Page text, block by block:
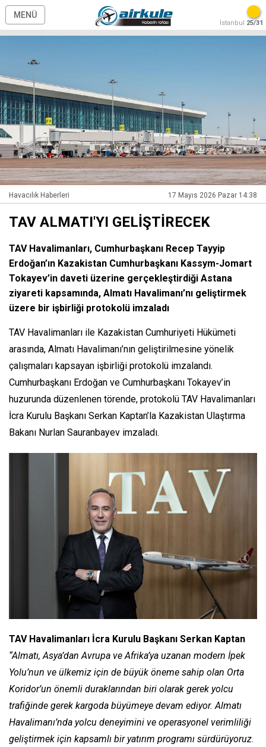
MENÜ
İstanbul 25/31
Havacılık Haberleri 17 Mayıs 2026 Pazar 14:38
TAV ALMATI'YI GELİŞTİRECEK
TAV Havalimanları, Cumhurbaşkanı Recep Tayyip
Erdoğan’ın Kazakistan Cumhurbaşkanı Kassym-Jomart
Tokayev’in daveti üzerine gerçekleştirdiği Astana
ziyareti kapsamında, Almatı Havalimanı’nı geliştirmek
üzere bir işbirliği protokolü imzaladı
TAV Havalimanları ile Kazakistan Cumhuriyeti Hükümeti
arasında, Almatı Havalimanı’nın geliştirilmesine yönelik
çalışmaları kapsayan işbirliği protokolü imzalandı.
Cumhurbaşkanı Erdoğan ve Cumhurbaşkanı Tokayev’in
huzurunda düzenlenen törende, protokolü TAV Havalimanları
İcra Kurulu Başkanı Serkan Kaptan’la Kazakistan Ulaştırma
Bakanı Nurlan Sauranbayev imzaladı.
TAV Havalimanları İcra Kurulu Başkanı Serkan Kaptan
“Almatı, Asya’dan Avrupa ve Afrika’ya uzanan modern İpek
Yolu’nun ve ülkemiz için de büyük öneme sahip olan Orta
Koridor’un önemli duraklarından biri olarak gerek yolcu
trafiğinde gerek kargoda büyümeye devam ediyor. Almatı
Havalimanı’nda yolcu deneyimini ve operasyonel verimliliği
geliştirmek için kapsamlı bir yatırım programı sürdürüyoruz.